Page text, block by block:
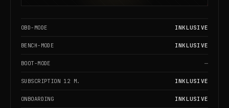
OBD-MODE INKLUSIVE
BENCH-MODE INKLUSIVE
BOOT-MODE —
SUBSCRIPTION 12 M. INKLUSIVE
ONBOARDING INKLUSIVE